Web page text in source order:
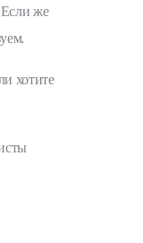
же
хотите